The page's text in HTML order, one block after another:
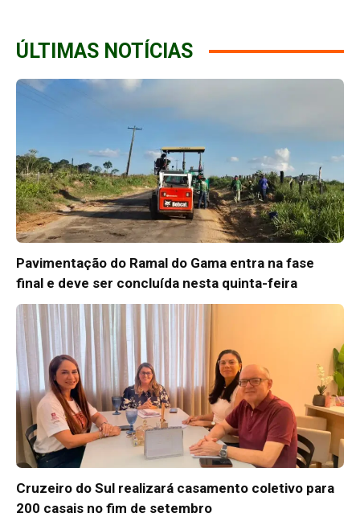
ÚLTIMAS NOTÍCIAS
Pavimentação do Ramal do Gama entra na fase
final e deve ser concluída nesta quinta-feira
Cruzeiro do Sul realizará casamento coletivo para
200 casais no fim de setembro